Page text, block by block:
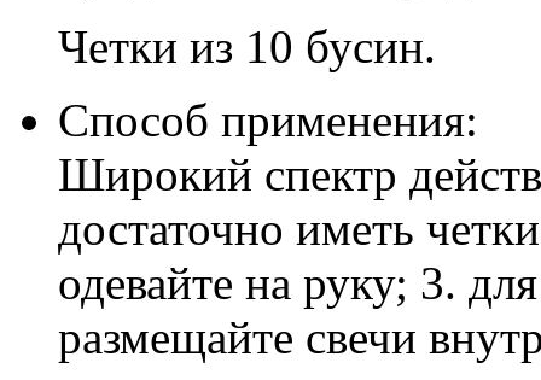
Четки из 10 бусин.
Способ применения:
Широкий спектр
достаточно иметь
одевайте на руку; 3.
размещайте свечи